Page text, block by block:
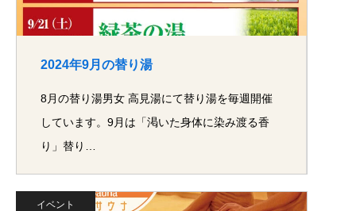
2024年9月の替り湯
8月の替り湯男女 高見湯にて替り湯を毎週開催
しています。9月は「渇いた身体に染み渡る香
り」替り…
イベント